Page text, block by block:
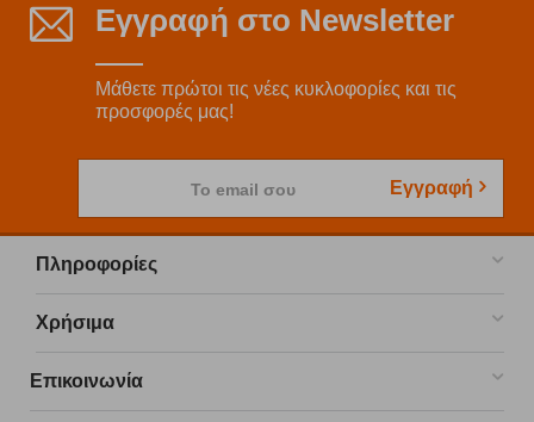
Εγγραφή στο Newsletter
Μάθετε πρώτοι τις νέες κυκλοφορίες και τις
προσφορές μας!
Το email σου Εγγραφή
Πληροφορίες
Χρήσιμα
Επικοινωνία